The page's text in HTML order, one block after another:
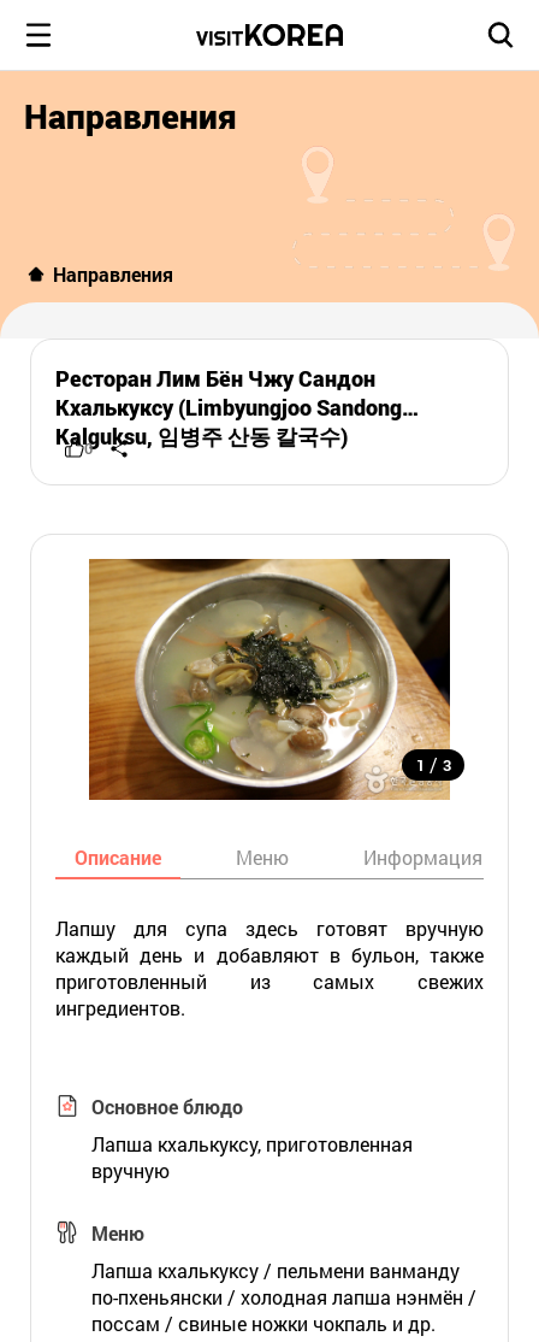
Направления
Направления
Ресторан Лим Бён Чжу Сандон
Кхалькуксу (Limbyungjoo Sandong
Kalguksu, 임병주 산동 칼국수)
0
1 / 3
Описание Меню Информация
Лапшу для супа здесь готовят вручную
каждый день и добавляют в бульон, также
приготовленный из самых свежих
ингредиентов.
Основное блюдо
Лапша кхалькуксу, приготовленная
вручную
Меню
Лапша кхалькуксу / пельмени ванманду
по-пхеньянски / холодная лапша нэнмён /
поссам / свиные ножки чокпаль и др.